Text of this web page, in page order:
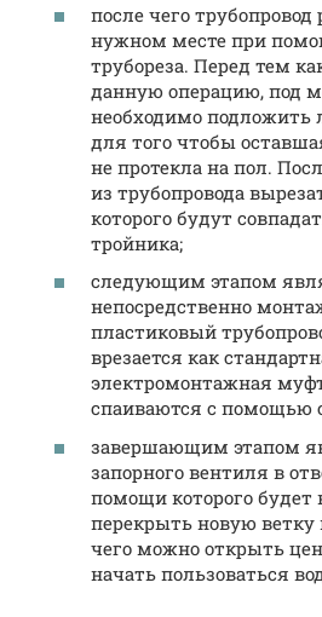
после чего трубопровод
нужном месте при
трубореза. Перед тем
данную операцию, под
необходимо подложить
для того чтобы
не протекла на пол.
из трубопровода
которого будут
тройника;
следующим этапом
непосредственно
пластиковый
врезается как
электромонтажная
спаиваются с помощью
завершающим этапом
запорного вентиля в
помощи которого будет
перекрыть новую ветку
чего можно открыть
начать пользоваться